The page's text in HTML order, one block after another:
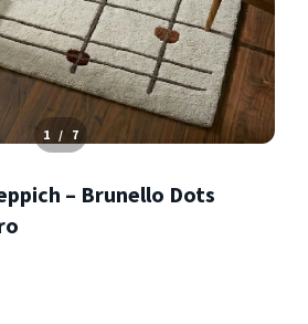
1 / 7
– Brunello Dots